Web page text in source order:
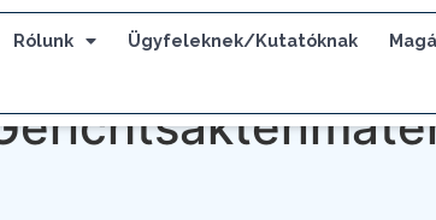
Rólunk Ügyfeleknek/Kutatóknak